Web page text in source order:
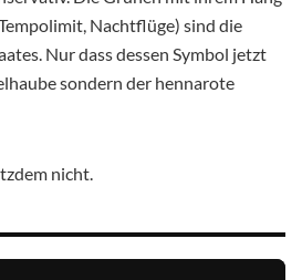
Nachtflüge) sind die
Nur dass dessen Symbol jetzt
sondern der hennarote
nicht.